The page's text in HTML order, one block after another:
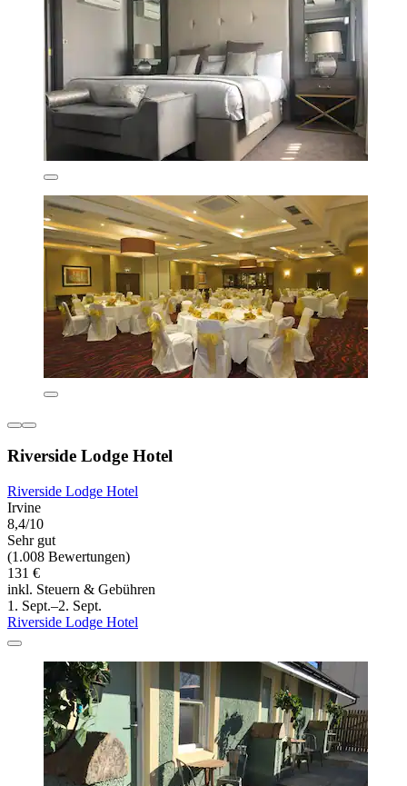
Riverside Lodge Hotel
Riverside Lodge Hotel
Irvine
8,4/10
Sehr gut
(1.008 Bewertungen)
131 €
inkl. Steuern & Gebühren
1. Sept.–2. Sept.
Riverside Lodge Hotel